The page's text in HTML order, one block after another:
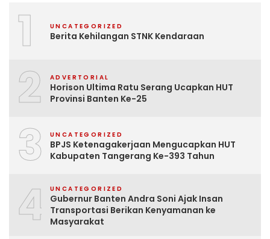
1 UNCATEGORIZED
Berita Kehilangan STNK Kendaraan
2 ADVERTORIAL
Horison Ultima Ratu Serang Ucapkan HUT
Provinsi Banten Ke-25
3 UNCATEGORIZED
BPJS Ketenagakerjaan Mengucapkan HUT
Kabupaten Tangerang Ke-393 Tahun
4 UNCATEGORIZED
Gubernur Banten Andra Soni Ajak Insan
Transportasi Berikan Kenyamanan ke
Masyarakat